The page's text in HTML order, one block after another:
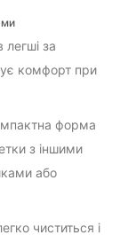
легші за
комфорт при
форма
з іншими
або
чиститься і